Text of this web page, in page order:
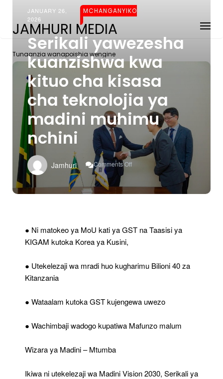
JAMHURI MEDIA
Tunaanzia wanapoishia wengine
JANUARY 26,
2026
MCHANGANYIKO
Serikali yawezesha
kuanzishwa kwa
kituo cha kisasa
cha teknolojia ya
madini muhimu
nchini
Jamhuri Comments Off
On
Yawezesha
Kuanzishwa
Kisasa
Cha
Madini
● Ni matokeo ya MoU kati ya GST na Taasisi ya
KIGAM kutoka Korea ya Kusini,
● Utekelezaji wa mradi huo kugharimu Bilioni 40 za
Kitanzania
● Wataalam kutoka GST kujengewa uwezo
● Wachimbaji wadogo kupatiwa Mafunzo malum
Wizara ya Madini – Mtumba
Ikiwa ni utekelezaji wa Madini Vision 2030, Serikali ya